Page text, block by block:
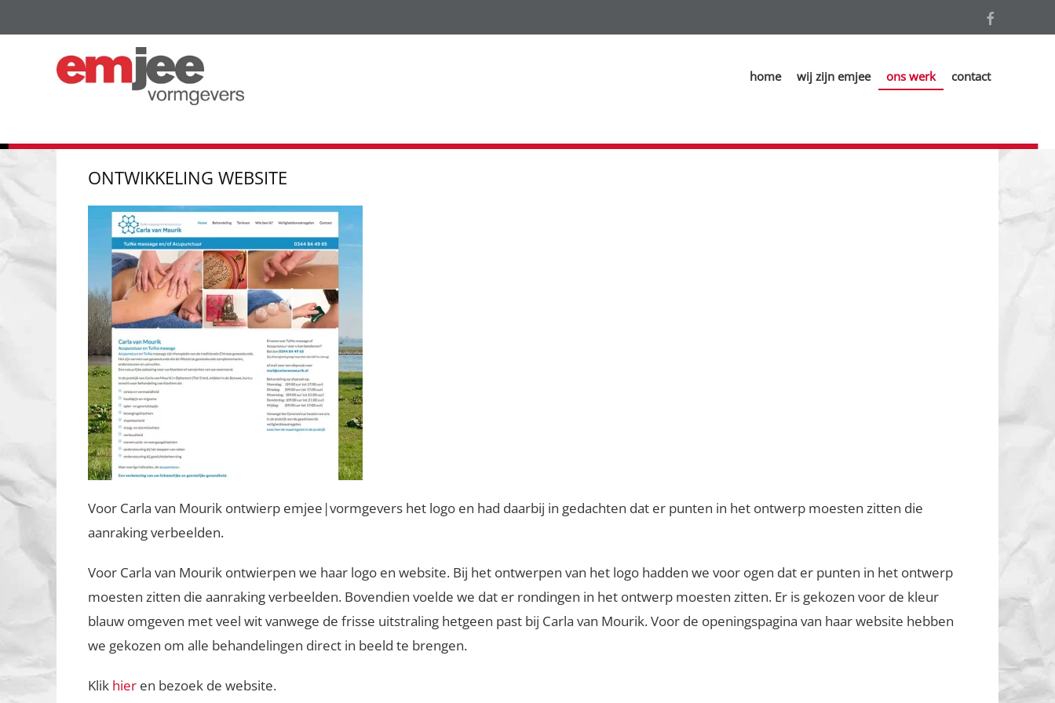
Terug naar hoofdinhoud
home wij zijn emjee ons werk contact
ONTWIKKELING WEBSITE
Voor Carla van Mourik ontwierp emjee|vormgevers het logo en had daarbij in gedachten dat er punten in het ontwerp moesten zitten die
aanraking verbeelden.
Voor Carla van Mourik ontwierpen we haar logo en website. Bij het ontwerpen van het logo hadden we voor ogen dat er punten in het ontwerp
moesten zitten die aanraking verbeelden. Bovendien voelde we dat er rondingen in het ontwerp moesten zitten. Er is gekozen voor de kleur
blauw omgeven met veel wit vanwege de frisse uitstraling hetgeen past bij Carla van Mourik. Voor de openingspagina van haar website hebben
we gekozen om alle behandelingen direct in beeld te brengen.
Klik hier en bezoek de website.